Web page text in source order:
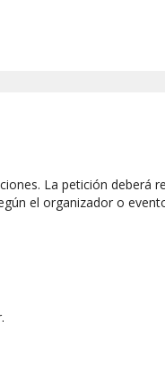
La petición deberá
el organizador o